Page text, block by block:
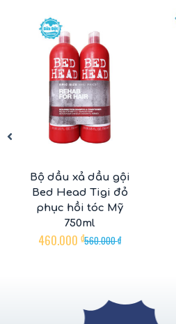
Bộ dầu xả dầu gội
Bed Head Tigi đỏ
phục hồi tóc Mỹ
750ml
560.000₫
460.000 ₫